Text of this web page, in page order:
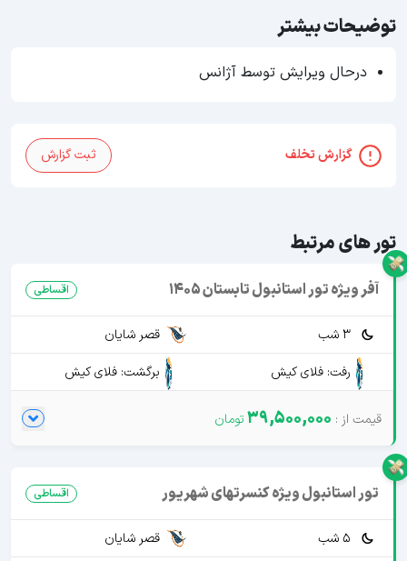
توضیحات بیشتر
درحال ویرایش توسط آژانس
گزارش تخلف ثبت گزارش
تور های مرتبط
آفر ویژه تور استانبول تابستان 1405 اقساطی
3 شب
قصر شایان
رفت: فلای کیش
برگشت: فلای کیش
39,500,000
تور استانبول ویژه کنسرتهای شهریور اقساطی
5 شب
قصر شایان